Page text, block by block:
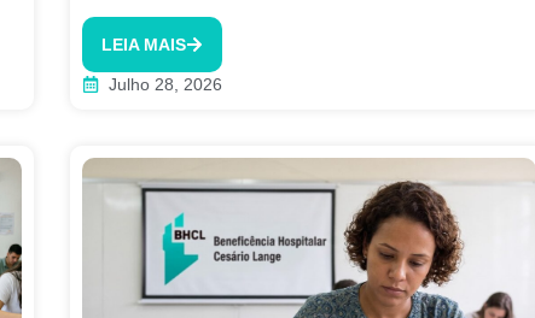
LEIA MAIS
Julho 28, 2026